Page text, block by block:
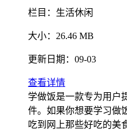
栏目： 生活休闲
大小： 26.46 MB
更新日期： 09-03
查看详情
学做饭是一款专为用户
件。如果你想要学习做
吃到网上那些好吃的美